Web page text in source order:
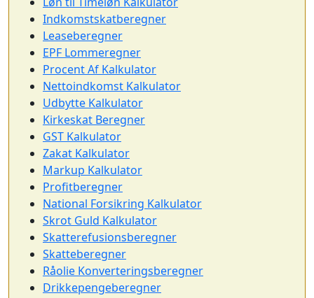
Indkomstskatberegner
Leaseberegner
EPF Lommeregner
Procent Af Kalkulator
Nettoindkomst Kalkulator
Udbytte Kalkulator
Kirkeskat Beregner
GST Kalkulator
Zakat Kalkulator
Markup Kalkulator
Profitberegner
National Forsikring Kalkulator
Skrot Guld Kalkulator
Skatterefusionsberegner
Skatteberegner
Råolie Konverteringsberegner
Drikkepengeberegner